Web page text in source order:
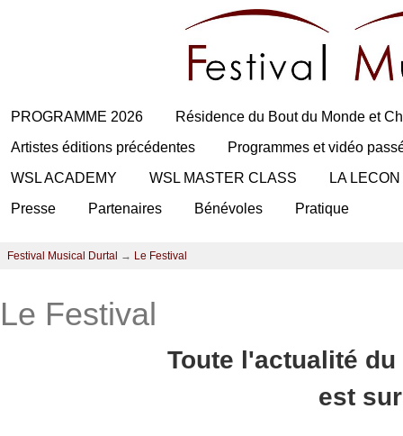
PROGRAMME 2026
Résidence du Bout du Monde et
Artistes éditions précédentes
Programmes et vidéo
WSL ACADEMY
WSL MASTER CLASS
LA
Presse
Partenaires Bénévoles Pratique
Festival Musical Durtal → Le Festival
Le Festival
Toute l'actualité
est